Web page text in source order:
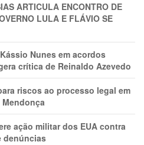
ARTICULA ENCONTRO DE
LULA E FLÁVIO SE
Nunes em acordos
crítica de Reinaldo Azevedo
riscos ao processo legal em
ação militar dos EUA contra
denúncias